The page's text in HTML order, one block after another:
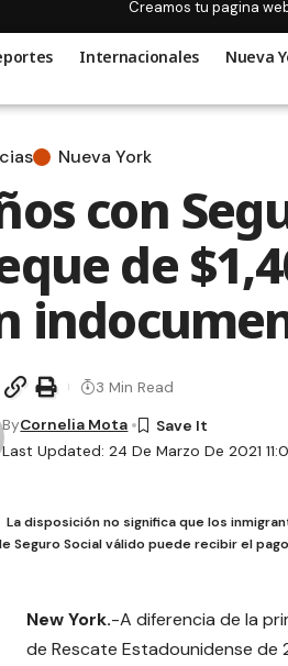
Creamos tu pagina
Internacionales Nueva
Nueva York
con
de
Last Updated: 24 De Marzo De 2021
ByCornelia Mota
3 Min Read
La disposición no significa que los
Seguro Social válido puede recibir el
New York.-A diferencia de la
de Rescate Estadounidense